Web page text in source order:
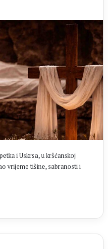
i Uskrsa, u kršćanskoj
vrijeme tišine, sabranosti i